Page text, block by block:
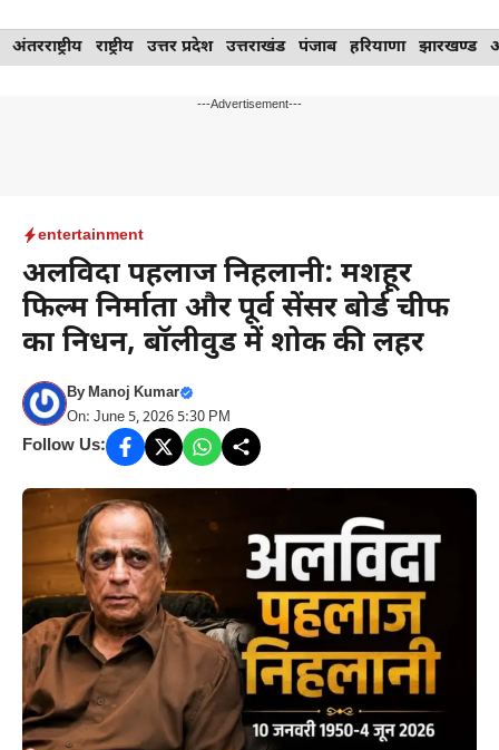
Skip
to
अंतरराष्ट्रीय राष्ट्रीय उत्तर प्रदेश उत्तराखंड पंजाब हरियाणा झारखण्ड
---Advertisement---
entertainment
अलविदा पहलाज निहलानी: मशहूर
फिल्म निर्माता और पूर्व सेंसर बोर्ड चीफ
का निधन, बॉलीवुड में शोक की लहर
ByManoj Kumar
On: June 5, 2026 5:30 PM
Follow Us: